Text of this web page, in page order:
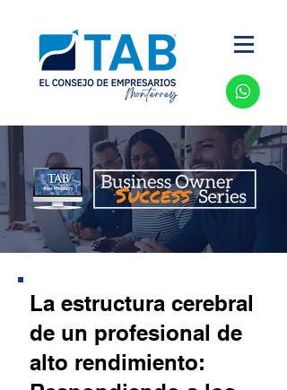
La estructura cerebral
de un profesional de
alto rendimiento: